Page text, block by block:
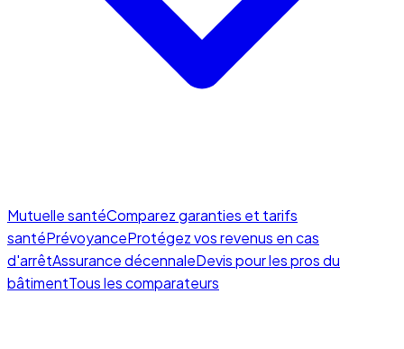
Mutuelle santéComparez garanties et tarifs
santéPrévoyanceProtégez vos revenus en cas
d'arrêtAssurance décennaleDevis pour les pros du
bâtimentTous les comparateurs